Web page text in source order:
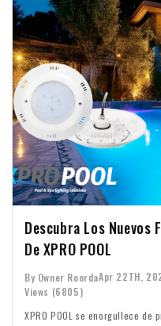
Descubra Los Nuevos
De XPRO POOL
By Owner RoordaApr 22TH,
Views (6805)
XPRO POOL se enorgullece de